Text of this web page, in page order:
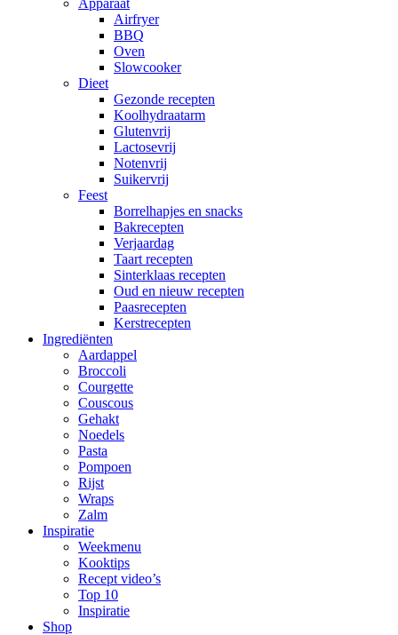
Apparaat
Airfryer
BBQ
Oven
Slowcooker
Dieet
Gezonde recepten
Koolhydraatarm
Glutenvrij
Lactosevrij
Notenvrij
Suikervrij
Feest
Borrelhapjes en snacks
Bakrecepten
Verjaardag
Taart recepten
Sinterklaas recepten
Oud en nieuw recepten
Paasrecepten
Kerstrecepten
Ingrediënten
Aardappel
Broccoli
Courgette
Couscous
Gehakt
Noedels
Pasta
Pompoen
Rijst
Wraps
Zalm
Inspiratie
Weekmenu
Kooktips
Recept video’s
Top 10
Inspiratie
Shop